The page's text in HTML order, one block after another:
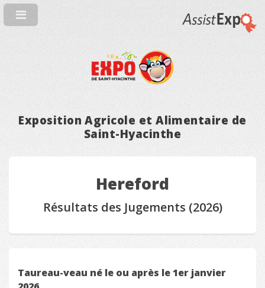
Exposition Agricole et Alimentaire de
Saint-Hyacinthe
Hereford
Résultats des Jugements (2026)
Taureau-veau né le ou après le 1er janvier